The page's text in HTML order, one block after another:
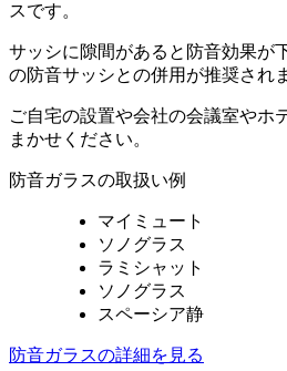
スです。
サッシに隙間があると防音効果が
の防音サッシとの併用が推奨され
ご自宅の設置や会社の会議室やホ
まかせください。
防音ガラスの取扱い例
マイミュート
ソノグラス
ラミシャット
ソノグラス
スペーシア静
防音ガラスの詳細を見る